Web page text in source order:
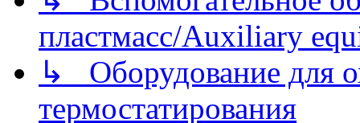
пластмасс/Auxiliary
↳ Оборудование для
термостатирования